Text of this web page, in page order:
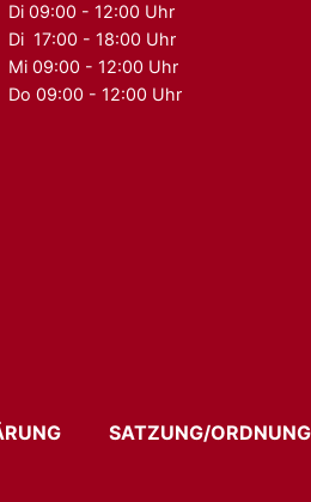
Di 09:00 - 12:00 Uhr
Di 17:00 - 18:00 Uhr
Mi 09:00 - 12:00 Uhr
Do 09:00 - 12:00 Uhr
SATZUNG/